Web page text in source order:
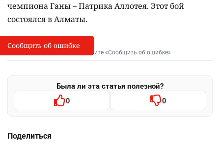
чемпиона Ганы – Патрика Аллотея. Этот бой
состоялся в Алматы.
I
Сообщить об опечатке
Выделите фрагмент и нажмите «Сообщить об ошибке»
Была ли эта статья полезной?
0 0
Поделиться
Сообщить об ошибке